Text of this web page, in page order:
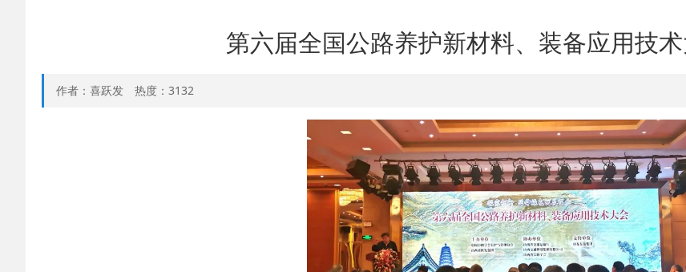
第六届全国公路养护新材料、装备应用技
作者：喜跃发 热度： 3132